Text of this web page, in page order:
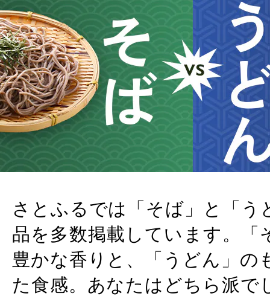
さとふるでは「そば」と「う
品を多数掲載しています。「
豊かな香りと、「うどん」の
た食感。あなたはどちら派で